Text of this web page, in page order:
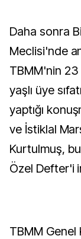
Daha sonra
Meclisi'nde
TBMM'nin 23
yaşlı üye
yaptığı
ve İstiklal
Kurtulmuş,
Özel Defter'i
TBMM Genel